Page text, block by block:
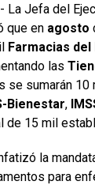
La Jefa del
que en agosto
Farmacias
las
se sumarán 10
Bienestar,
de 15 mil
la
para